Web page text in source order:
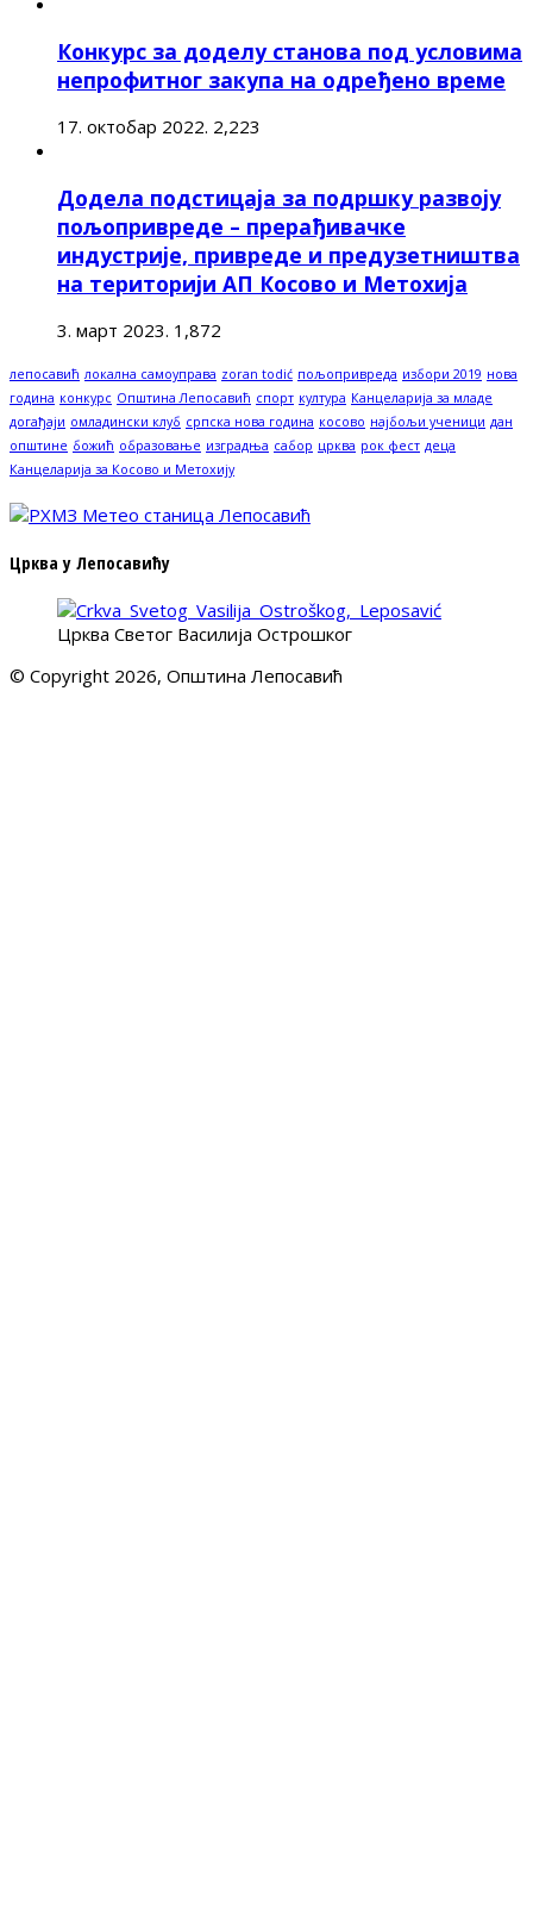
Конкурс за доделу станова под условима
непрофитног закупа на одређено време
17. октобар 2022. 2,223
Додела подстицаја за подршку развоју
пољопривреде – прерађивачке
индустрије, привреде и предузетништва
на територији АП Косово и Метохија
3. март 2023. 1,872
лепосавић локална самоуправа zoran todić пољопривреда избори 2019 нова
година конкурс Општина Лепосавић спорт култура Канцеларија за младе
догађаји омладински клуб српска нова година косово најбољи ученици дан
општине божић образовање изградња сабор црква рок фест деца
Канцеларија за Косово и Метохију
Црква у Лепосавићу
Црква Светог Василија Острошког
© Copyright 2026, Општина Лепосавић